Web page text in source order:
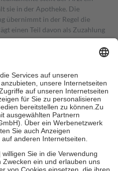
sie in der Apotheke. Die
übernimmt in der Regel die
einen Teil davon als Zuzahlung
in Höhe von zehn
nie mehr als die tatsächlichen
auch für Online-Apotheken.
beträgt die
sowie zehn Euro je
für ihre eigene Gesundheit zu
der Familie zu unterstützen,
vollendeten 18. Lebensjahr